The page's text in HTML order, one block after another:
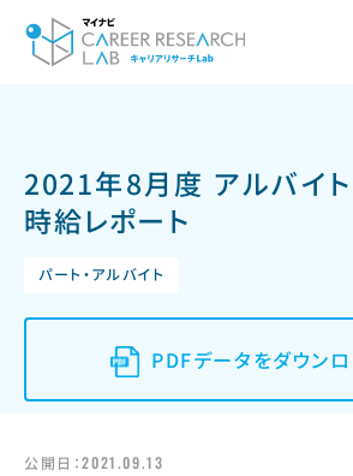
2021年8月度 アルバイト
時給レポート
パート・アルバイト
PDFデータをダウンロ
公開日：2021.09.13